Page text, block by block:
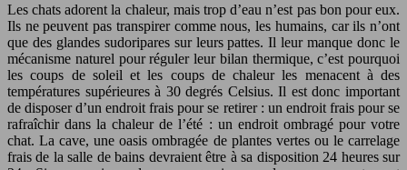
Les chats adorent la chaleur, mais trop d’eau n’est pas bon pour eux.
Ils ne peuvent pas transpirer comme nous, les humains, car ils n’ont
que des glandes sudoripares sur leurs pattes. Il leur manque donc le
mécanisme naturel pour réguler leur bilan thermique, c’est pourquoi
les coups de soleil et les coups de chaleur les menacent à des
températures supérieures à 30 degrés Celsius. Il est donc important
de disposer d’un endroit frais pour se retirer : un endroit frais pour se
rafraîchir dans la chaleur de l’été : un endroit ombragé pour votre
chat. La cave, une oasis ombragée de plantes vertes ou le carrelage
frais de la salle de bains devraient être à sa disposition 24 heures sur